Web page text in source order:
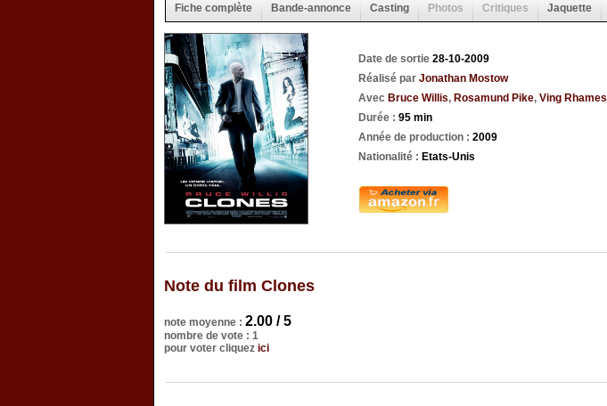
Fiche complète Bande-annonce Casting Photos Critiques Jaquette
Date de sortie 28-10-2009
Réalisé par Jonathan Mostow
Avec Bruce Willis, Rosamund Pike, Ving Rhames
Durée : 95 min
Année de production : 2009
Nationalité : Etats-Unis
Note du film Clones
note moyenne : 2.00 / 5
nombre de vote : 1
pour voter cliquez ici